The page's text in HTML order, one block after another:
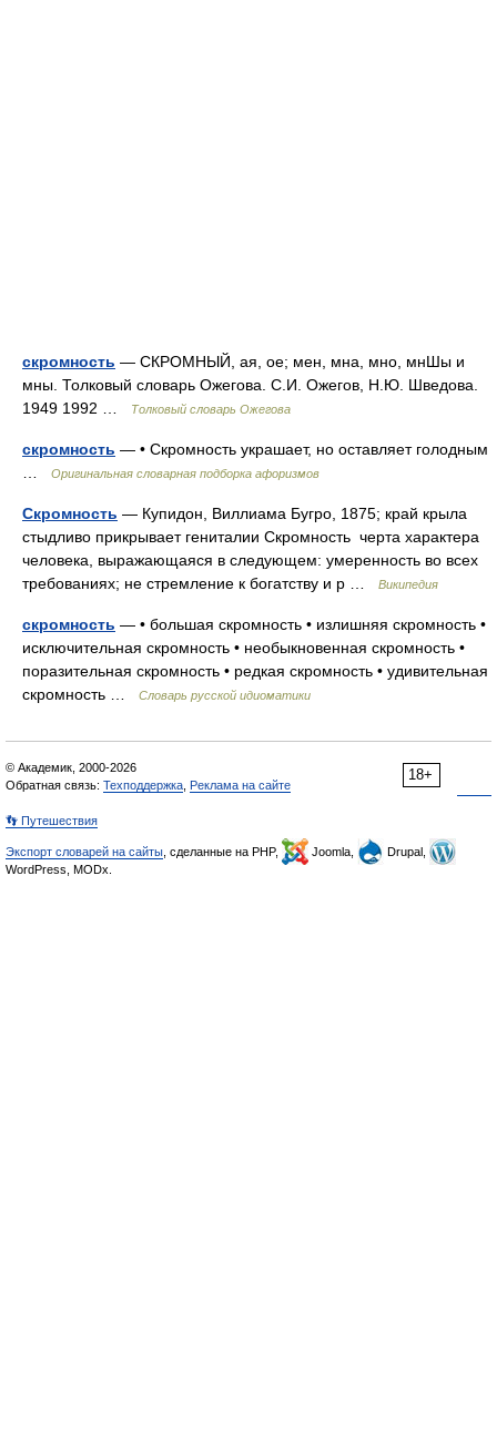
скромность — СКРОМНЫЙ, ая, ое; мен, мна, мно, мнШы и
мны. Толковый словарь Ожегова. С.И. Ожегов, Н.Ю. Шведова.
1949 1992 …
Толковый словарь Ожегова
скромность — • Скромность украшает, но оставляет голодным
Оригинальная словарная подборка афоризмов
Скромность — Купидон, Виллиама Бугро, 1875; край крыла
стыдливо прикрывает гениталии Скромность черта характера
человека, выражающаяся в следующем: умеренность во всех
требованиях; не стремление к богатству и р …
Википедия
скромность — • большая скромность • излишняя скромность •
исключительная скромность • необыкновенная скромность •
поразительная скромность • редкая скромность • удивительная
скромность …
Словарь русской идиоматики
18+
© Академик, 2000-2026
Обратная связь: Техподдержка Реклама на сайте
👣 Путешествия
Экспорт словарей на сайты , сделанные на PHP, Joomla,
Drupal,
WordPress, MODx.